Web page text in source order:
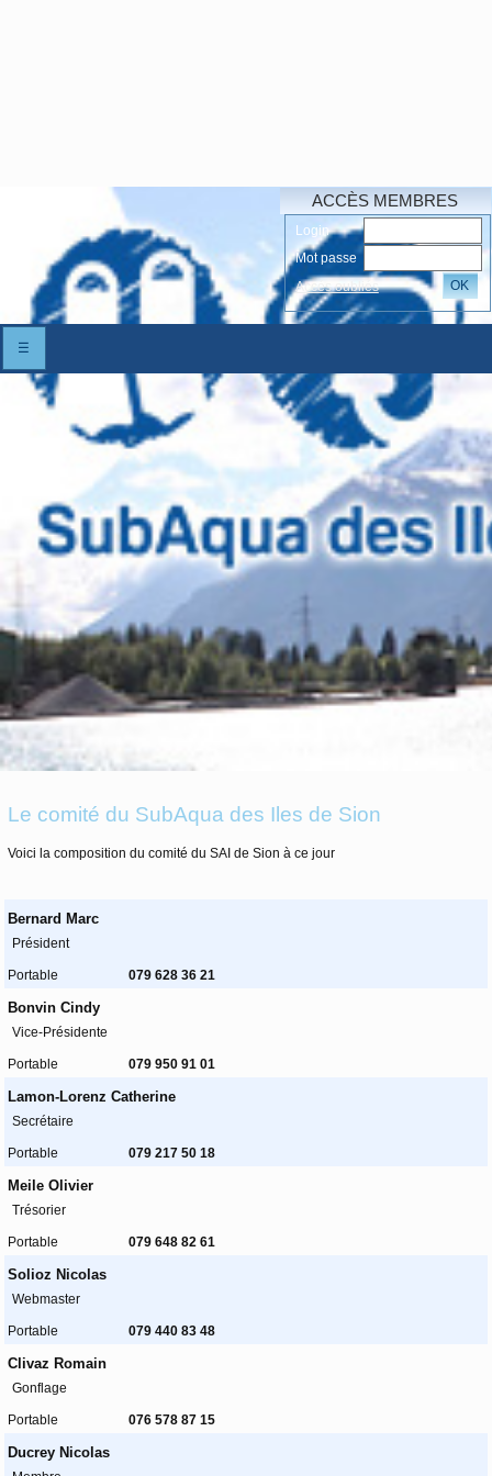
ACCÈS MEMBRES
Login
Mot passe
Accés oubliés
OK
☰
Le comité du SubAqua des Iles de Sion
Voici la composition du comité du SAI de Sion à ce jour
Bernard Marc
Président
Portable 079 628 36 21
Bonvin Cindy
Vice-Présidente
Portable 079 950 91 01
Lamon-Lorenz Catherine
Secrétaire
Portable 079 217 50 18
Meile Olivier
Trésorier
Portable 079 648 82 61
Solioz Nicolas
Webmaster
Portable 079 440 83 48
Clivaz Romain
Gonflage
Portable 076 578 87 15
Ducrey Nicolas